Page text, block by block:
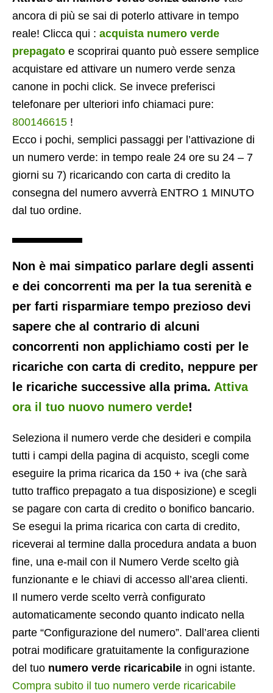
ancora di più se sai di poterlo attivare in tempo
reale! Clicca qui : acquista numero verde
prepagato e scoprirai quanto può essere semplice
acquistare ed attivare un numero verde senza
canone in pochi click. Se invece preferisci
telefonare per ulteriori info chiamaci pure:
800146615 !
Ecco i pochi, semplici passaggi per l’attivazione di
un numero verde: in tempo reale 24 ore su 24 – 7
giorni su 7) ricaricando con carta di credito la
consegna del numero avverrà ENTRO 1 MINUTO
dal tuo ordine.
Non è mai simpatico parlare degli assenti
e dei concorrenti ma per la tua serenità e
per farti risparmiare tempo prezioso devi
sapere che al contrario di alcuni
concorrenti non applichiamo costi per le
ricariche con carta di credito, neppure per
le ricariche successive alla prima. Attiva
ora il tuo nuovo numero verde!
Seleziona il numero verde che desideri e compila
tutti i campi della pagina di acquisto, scegli come
eseguire la prima ricarica da 150 + iva (che sarà
tutto traffico prepagato a tua disposizione) e scegli
se pagare con carta di credito o bonifico bancario.
Se esegui la prima ricarica con carta di credito,
riceverai al termine dalla procedura andata a buon
fine, una e-mail con il Numero Verde scelto già
funzionante e le chiavi di accesso all’area clienti.
Il numero verde scelto verrà configurato
automaticamente secondo quanto indicato nella
parte “Configurazione del numero”. Dall’area clienti
potrai modificare gratuitamente la configurazione
del tuo numero verde ricaricabile in ogni istante.
Compra subito il tuo numero verde ricaricabile